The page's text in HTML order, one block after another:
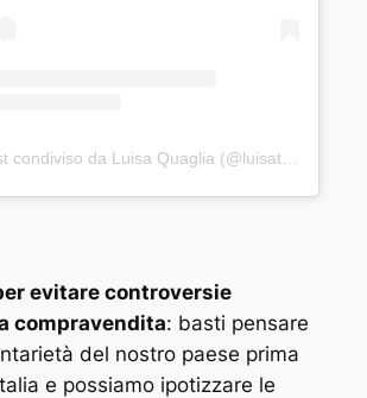
Un post condiviso da Luisa Quaglia (@luisatourguide__)
evitare controversie
compravendita: basti pensare
del nostro paese prima
e possiamo ipotizzare le